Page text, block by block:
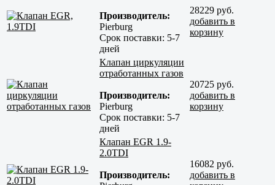
Производитель:
Pierburg
Срок поставки: 5-7
дней
28229 руб.
добавить в
корзину
Клапан циркуляции
отработанных газов
Производитель:
Pierburg
Срок поставки: 5-7
дней
20725 руб.
добавить в
корзину
Клапан EGR 1.9-
2.0TDI
Производитель:
16082 руб.
добавить в